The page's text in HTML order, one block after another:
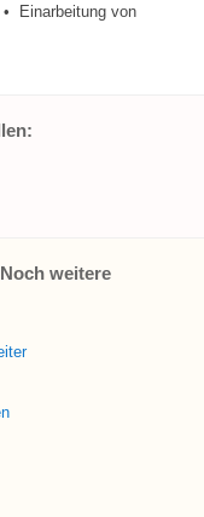
• Einarbeitung von
weitere